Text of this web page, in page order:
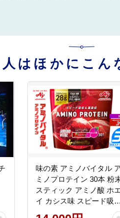
はほかにこん
味の素 アミノバイタル
ミノプロテイン 30本 粉
スティック アミノ酸 ホ
イ カシス味 スピード吸収
運動 スポーツ コンディ